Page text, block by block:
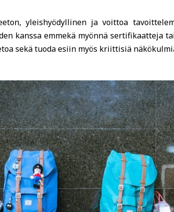
yleishyödyllinen ja voittoa
kanssa emmekä myönnä sertifikaatteja
sekä tuoda esiin myös kriittisiä